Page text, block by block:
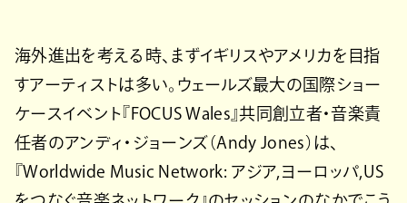
海外進出を考える時、まずイギリスやアメリカを目指
すアーティストは多い。ウェールズ最大の国際ショー
ケースイベント『FOCUS Wales』共同創立者・音楽責
任者のアンディ・ジョーンズ（Andy Jones）は、
『Worldwide Music Network: アジア,ヨーロッパ,US